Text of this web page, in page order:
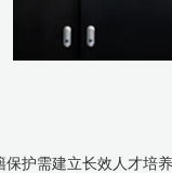
保护需建立长效人才培